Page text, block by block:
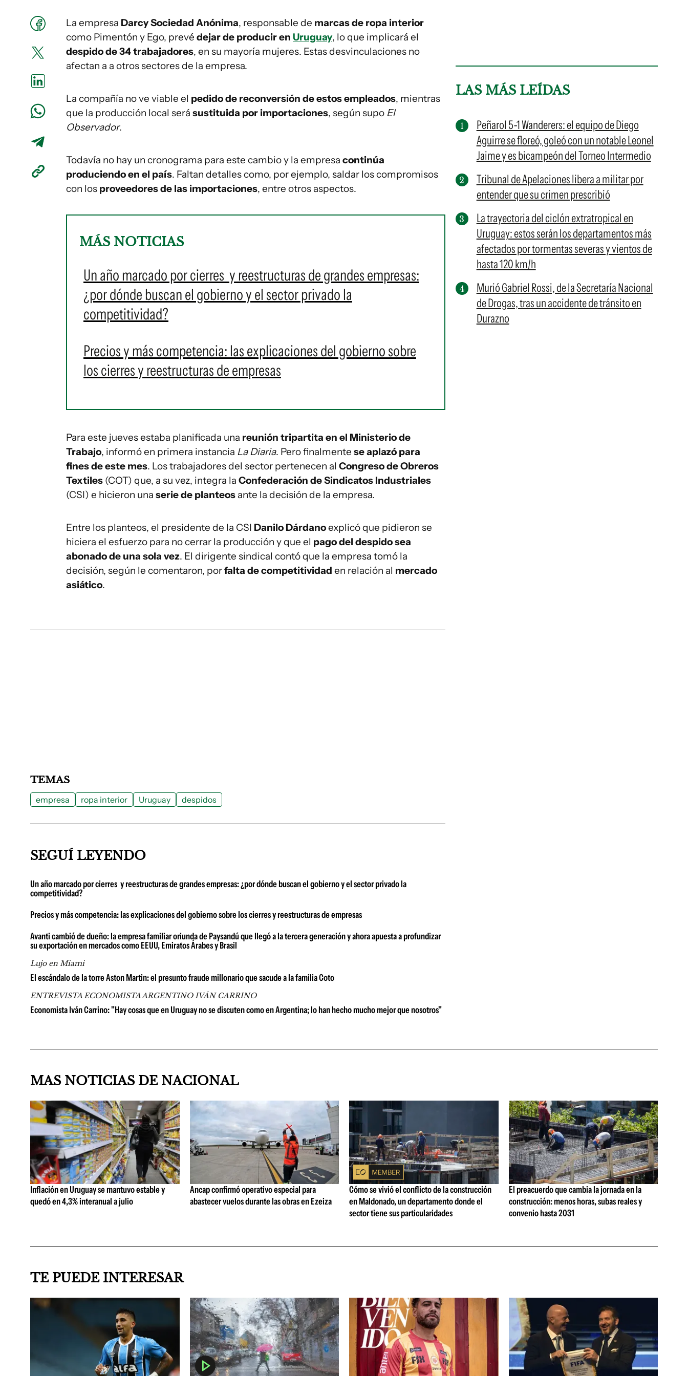
La empresa Darcy Sociedad Anónima, responsable de marcas de ropa interior
como Pimentón y Ego, prevé dejar de producir en Uruguay, lo que implicará el
despido de 34 trabajadores, en su mayoría mujeres. Estas desvinculaciones no
afectan a a otros sectores de la empresa.
La compañía no ve viable el pedido de reconversión de estos empleados, mientras
que la producción local será sustituida por importaciones, según supo El
Observador.
Todavía no hay un cronograma para este cambio y la empresa continúa
produciendo en el país. Faltan detalles como, por ejemplo, saldar los compromisos
con los proveedores de las importaciones, entre otros aspectos.
MÁS NOTICIAS
Un año marcado por cierres y reestructuras de grandes empresas:
¿por dónde buscan el gobierno y el sector privado la
competitividad?
Precios y más competencia: las explicaciones del gobierno sobre
los cierres y reestructuras de empresas
Para este jueves estaba planificada una reunión tripartita en el Ministerio de
Trabajo, informó en primera instancia La Diaria. Pero finalmente se aplazó para
fines de este mes. Los trabajadores del sector pertenecen al Congreso de Obreros
Textiles (COT) que, a su vez, integra la Confederación de Sindicatos Industriales
(CSI) e hicieron una serie de planteos ante la decisión de la empresa.
Entre los planteos, el presidente de la CSI Danilo Dárdanoexplicó que pidieron se
hiciera el esfuerzo para no cerrar la producción y que el pago del despido sea
abonado de una sola vez. El dirigente sindical contó que la empresa tomó la
decisión, según le comentaron, porfalta de competitividad en relación al mercado
asiático.
LAS MÁS LEÍDAS
Peñarol 5-1 Wanderers: el equipo de Diego
Aguirre se floreó, goleó con un notable Leonel
Jaime y es bicampeón del Torneo Intermedio
Tribunal de Apelaciones libera a militar por
entender que su crimen prescribió
La trayectoria del ciclón extratropical en
Uruguay: estos serán los departamentos más
afectados por tormentas severas y vientos de
hasta 120 km/h
Murió Gabriel Rossi, de la Secretaría Nacional
de Drogas, tras un accidente de tránsito en
Durazno
TEMAS
empresa ropa interior Uruguay despidos
SEGUÍ LEYENDO
Un año marcado por cierres y reestructuras de grandes empresas: ¿por dónde buscan el gobierno y el sector privado la
competitividad?
Precios y más competencia: las explicaciones del gobierno sobre los cierres y reestructuras de empresas
Avanti cambió de dueño: la empresa familiar oriunda de Paysandú que llegó a la tercera generación y ahora apuesta a profundizar
su exportación en mercados como EEUU, Emiratos Árabes y Brasil
Lujo en Miami
El escándalo de la torre Aston Martin: el presunto fraude millonario que sacude a la familia Coto
ENTREVISTA ECONOMISTA ARGENTINO IVÁN CARRINO
Economista Iván Carrino: "Hay cosas que en Uruguay no se discuten como en Argentina; lo han hecho mucho mejor que nosotros"
MAS NOTICIAS DE NACIONAL
Inflación en Uruguay se mantuvo estable y
quedó en 4,3% interanual a julio
Ancap confirmó operativo especial para
abastecer vuelos durante las obras en Ezeiza
Cómo se vivió el conflicto de la construcción
en Maldonado, un departamento donde el
sector tiene sus particularidades
El preacuerdo que cambia la jornada en la
construcción: menos horas, subas reales y
convenio hasta 2031
TE PUEDE INTERESAR